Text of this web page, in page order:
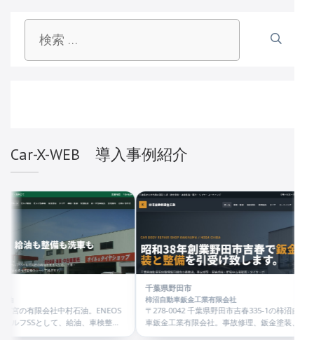
Car-X-WEB 導入事例紹介
。ENEOS
車検整
柿沼自動車鈑金工業有限会社
〒278-0042 千葉県野田市吉春335-1の柿沼自動
車鈑金工業有限会社。事故修理、鈑金塗装、車
検整備、新車中古車販売、タイヤ、ボディコー
広島県東広島市
広島県東広島市
車販売まで、ク
ださい。TEL